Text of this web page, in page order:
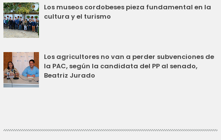
Los museos cordobeses pieza fundamental en la
cultura y el turismo
Los agricultores no van a perder subvenciones de
la PAC, según la candidata del PP al senado,
Beatriz Jurado